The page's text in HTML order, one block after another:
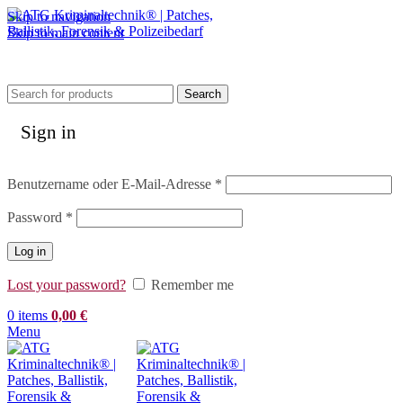
Skip to navigation
Skip to main content
Search
Sign in
Benutzername oder E-Mail-Adresse *
Password *
Log in
Lost your password?
Remember me
0 items 0,00 €
Menu